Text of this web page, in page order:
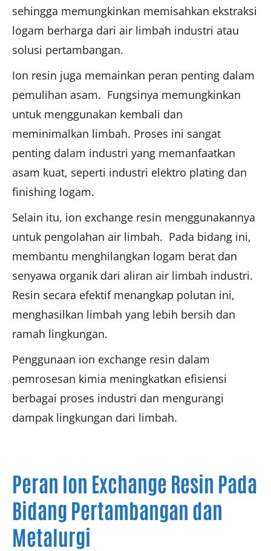
sehingga memungkinkan memisahkan ekstraksi
logam berharga dari air limbah industri atau
solusi pertambangan.
Ion resin juga memainkan peran penting dalam
pemulihan asam. Fungsinya memungkinkan
untuk menggunakan kembali dan
meminimalkan limbah. Proses ini sangat
penting dalam industri yang memanfaatkan
asam kuat, seperti industri elektro plating dan
finishing logam.
Selain itu, ion exchange resin menggunakannya
untuk pengolahan air limbah. Pada bidang ini,
membantu menghilangkan logam berat dan
senyawa organik dari aliran air limbah industri.
Resin secara efektif menangkap polutan ini,
menghasilkan limbah yang lebih bersih dan
ramah lingkungan.
Penggunaan ion exchange resin dalam
pemrosesan kimia meningkatkan efisiensi
berbagai proses industri dan mengurangi
dampak lingkungan dari limbah.
Peran Ion Exchange Resin Pada
Bidang Pertambangan dan
Metalurgi